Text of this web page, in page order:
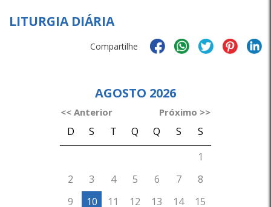
LITURGIA DIÁRIA
Compartilhe